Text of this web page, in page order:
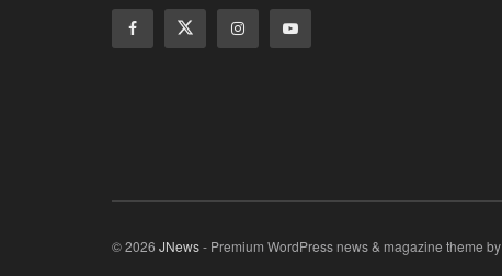
© 2026 JNews- Premium WordPress news & magazine theme by